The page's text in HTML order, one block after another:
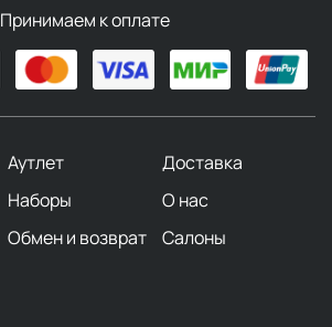
Принимаем к оплате
Аутлет
Доставка
Наборы
О нас
Обмен и возврат
Салоны